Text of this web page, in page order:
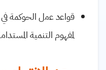
ﻗواﻋد ﻋﻣﻝ الحوكمة
لمفهوم التنمية